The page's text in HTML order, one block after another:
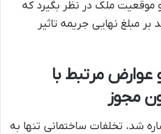
موقعیت ملک در نظر بگیرد که
مبلغ نهایی جریمه تاثیر
عوارض مرتبط با
مجوز
شد، تخلفات ساختمانی تنها به